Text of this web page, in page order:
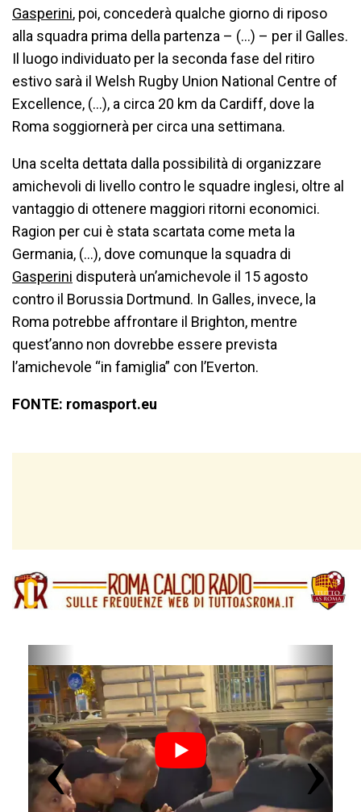
Gasperini, poi, concederà qualche giorno di riposo
alla squadra prima della partenza – (…) – per il Galles.
Il luogo individuato per la seconda fase del ritiro
estivo sarà il Welsh Rugby Union National Centre of
Excellence, (…), a circa 20 km da Cardiff, dove la
Roma soggiornerà per circa una settimana.
Una scelta dettata dalla possibilità di organizzare
amichevoli di livello contro le squadre inglesi, oltre al
vantaggio di ottenere maggiori ritorni economici.
Ragion per cui è stata scartata come meta la
Germania, (…), dove comunque la squadra di
Gasperini disputerà un’amichevole il 15 agosto
contro il Borussia Dortmund. In Galles, invece, la
Roma potrebbe affrontare il Brighton, mentre
quest’anno non dovrebbe essere prevista
l’amichevole “in famiglia” con l’Everton.
FONTE: romasport.eu
r
e
v
i
o
u
s
e
x
t